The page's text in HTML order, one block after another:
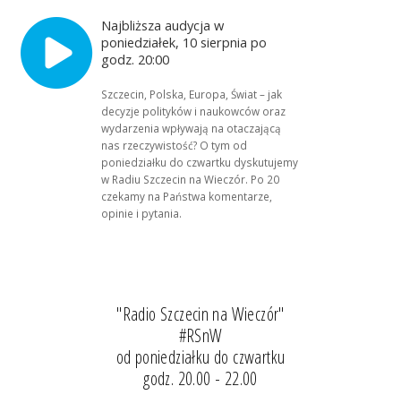
Najbliższa audycja w
poniedziałek, 10 sierpnia po
godz. 20:00
Szczecin, Polska, Europa, Świat – jak
decyzje polityków i naukowców oraz
wydarzenia wpływają na otaczającą
nas rzeczywistość? O tym od
poniedziałku do czwartku dyskutujemy
w Radiu Szczecin na Wieczór. Po 20
czekamy na Państwa komentarze,
opinie i pytania.
"Radio Szczecin na Wieczór"
#RSnW
od poniedziałku do czwartku
godz. 20.00 - 22.00